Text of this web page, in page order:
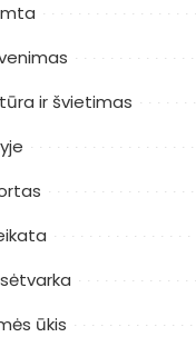
ir švietimas
ūkis